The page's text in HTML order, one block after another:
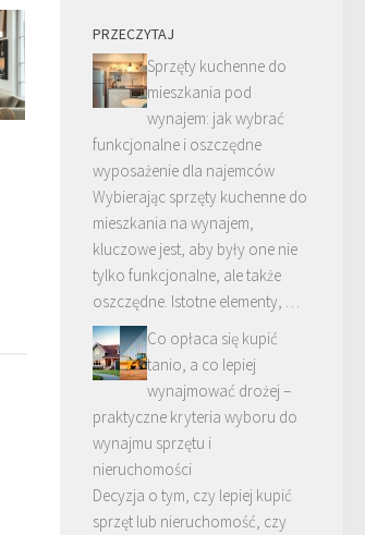
PRZECZYTAJ
Sprzęty kuchenne do
mieszkania pod
wynajem: jak wybrać
funkcjonalne i oszczędne
wyposażenie dla najemców
Wybierając sprzęty kuchenne do
mieszkania na wynajem,
kluczowe jest, aby były one nie
tylko funkcjonalne, ale także
oszczędne. Istotne elementy, …
Co opłaca się kupić
tanio, a co lepiej
wynajmować drożej –
praktyczne kryteria wyboru do
wynajmu sprzętu i
nieruchomości
Decyzja o tym, czy lepiej kupić
sprzęt lub nieruchomość, czy